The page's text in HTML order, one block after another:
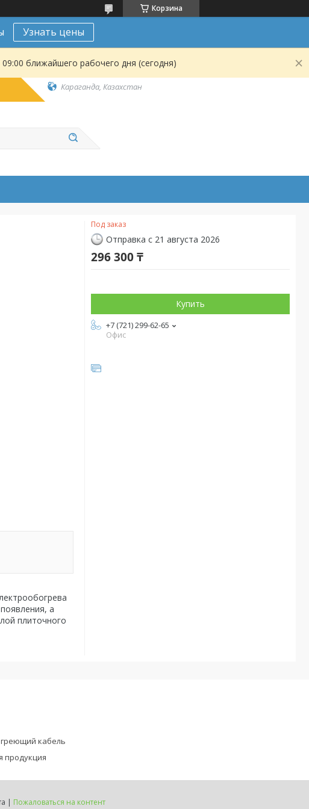
Корзина
Узнать цены
ближайшего рабочего дня (сегодня)
Караганда, Казахстан
а
плиточного
Под заказ
Отправка с 21 августа 2026
296 300 ₸
Купить
+7 (721) 299-62-65
Офис
кабель
продукция
ТОО "ТеплоЭнергоРесурс"- Греющий кабель RAYCHEM, Теплый пол, Приборы учета | Пожаловаться на контент